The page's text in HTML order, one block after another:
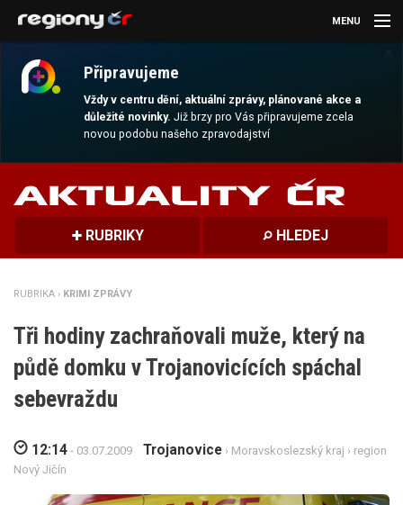
Připravujeme
Vždy v centru dění, aktuální zprávy, plánované akce a
důležité novinky.Již brzy pro Vás připravujeme zcela
novou podobu našeho zpravodajství
MENU
AKTUALITY
MAGAZÍN
DALŠÍ
REGION
RUBRIKY HLEDEJ
RUBRIKA › KRIMI ZPRÁVY
Tři hodiny zachraňovali muže, který na
půdě domku v Trojanovicících spáchal
sebevraždu
12:14 - 03.07.2009 Trojanovice › Moravskoslezský kraj › region
Nový Jičín